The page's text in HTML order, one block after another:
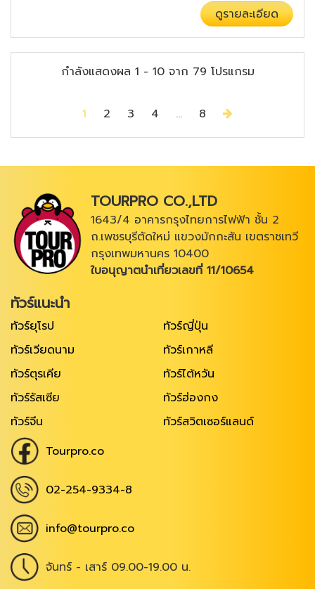
ดูรายละเอียด
กำลังแสดงผล 1 - 10จาก 79 โปรแกรม
1 2 3 4 ... 8
TOURPRO CO.,LTD
1643/4 อาคารกรุงไทยการไฟฟ้า ชั้น 2
ถ.เพชรบุรีตัดใหม่ แขวงมักกะสัน เขตราชเทวี
กรุงเทพมหานคร 10400
ใบอนุญาตนำเที่ยวเลขที่ 11/10654
ทัวร์แนะนำ
ทัวร์ยุโรป
ทัวร์ญี่ปุ่น
ทัวร์เวียดนาม
ทัวร์เกาหลี
ทัวร์ตุรเคีย
ทัวร์ไต้หวัน
ทัวร์รัสเซีย
ทัวร์ฮ่องกง
ทัวร์จีน
ทัวร์สวิตเซอร์แลนด์
Tourpro.co
02-254-9334-8
info@tourpro.co
จันทร์ - เสาร์ 09.00-19.00 น.